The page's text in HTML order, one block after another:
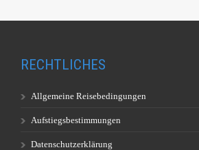
RECHTLICHES
Allgemeine Reisebedingungen
Aufstiegsbestimmungen
Datenschutzerklärung